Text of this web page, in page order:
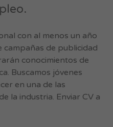
con al menos un año
campañas de publicidad
conocimientos de
Buscamos jóvenes
en una de las
la industria. Enviar CV a